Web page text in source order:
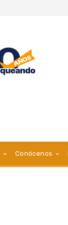
Conócenos